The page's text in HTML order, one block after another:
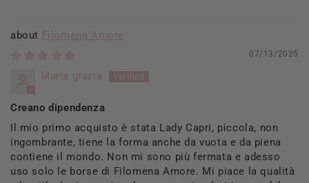
Filomena Amore
07/13/2025
Maria grazia
Creano dipendenza
Il mio primo acquisto è stata Lady Capri, piccola, non
ingombrante, tiene la forma anche da vuota e da piena
contiene il mondo. Non mi sono più fermata e adesso
uso solo le borse di Filomena Amore. Mi piace la qualità